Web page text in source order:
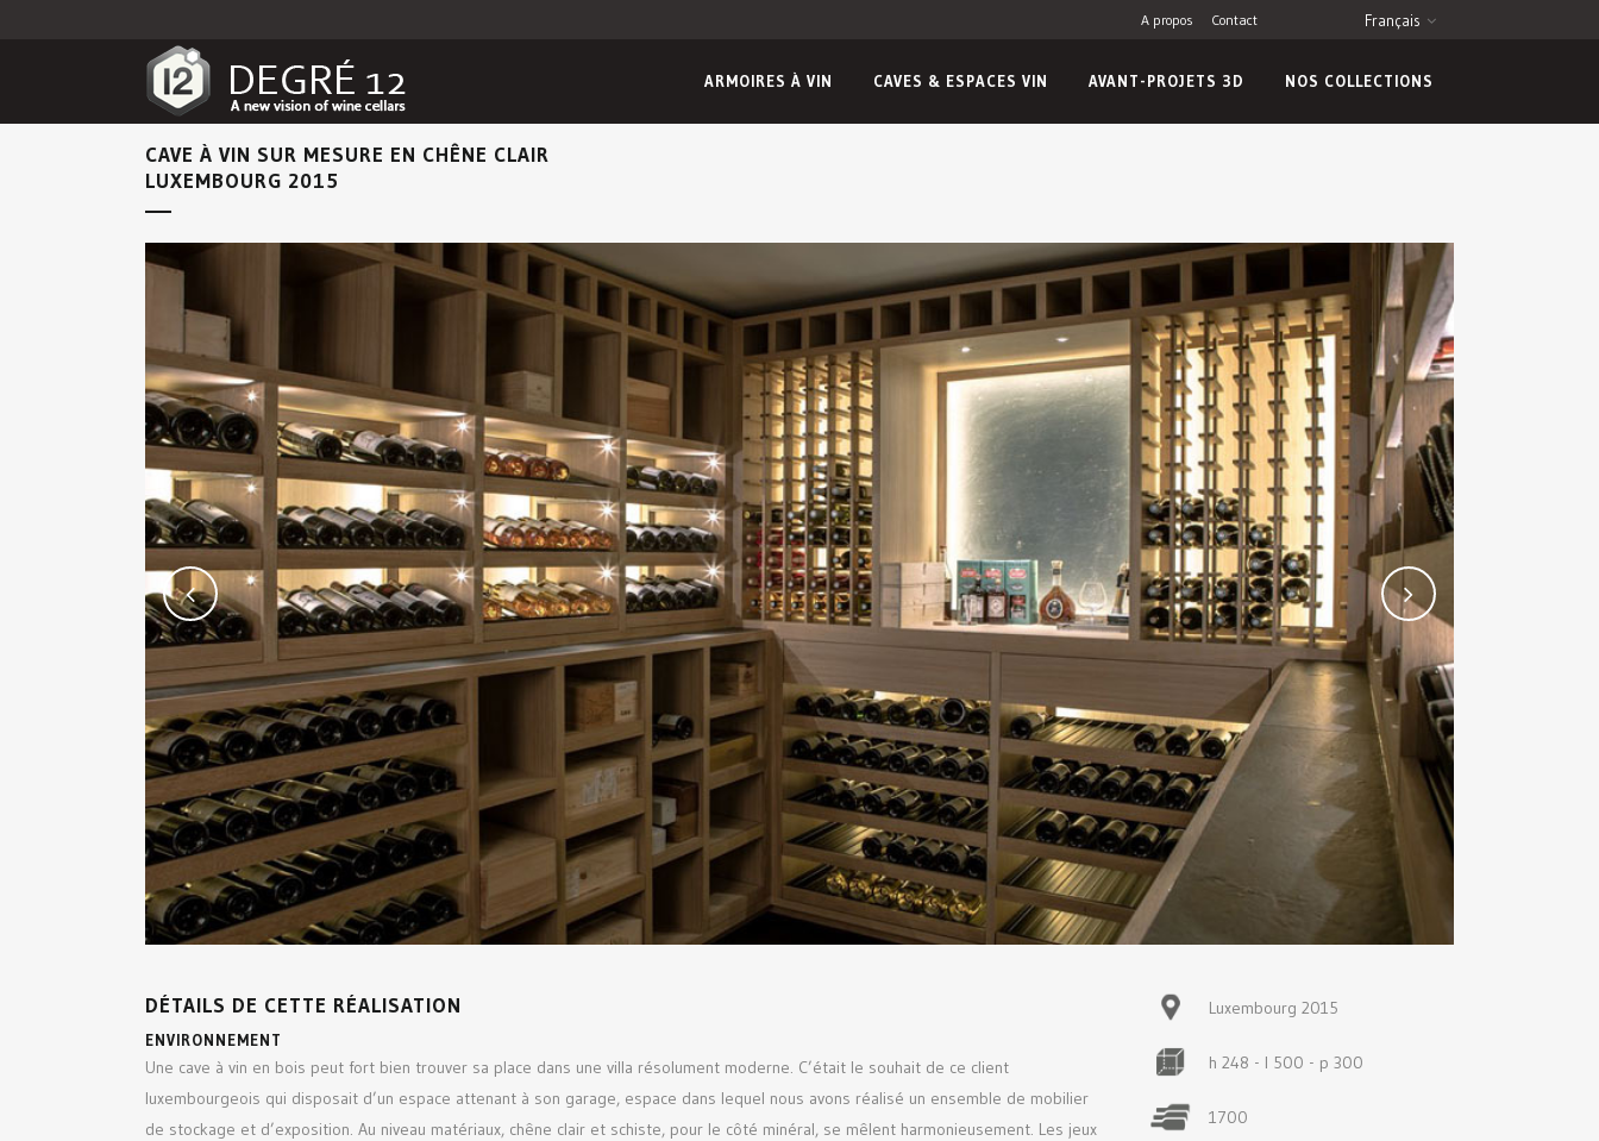
A propos Contact Français
ARMOIRES À VIN CAVES & ESPACES VIN AVANT-PROJETS 3D NOS COLLECTIONS
CAVE À VIN SUR MESURE EN CHÊNE CLAIR
LUXEMBOURG 2015
DÉTAILS DE CETTE RÉALISATION
ENVIRONNEMENT
Une cave à vin en bois peut fort bien trouver sa place dans une villa résolument moderne. C’était le souhait de ce client
luxembourgeois qui disposait d’un espace attenant à son garage, espace dans lequel nous avons réalisé un ensemble de mobilier
de stockage et d’exposition. Au niveau matériaux, chêne clair et schiste, pour le côté minéral, se mêlent harmonieusement. Les jeux
Luxembourg 2015
h 248 - l 500 - p 300
1700